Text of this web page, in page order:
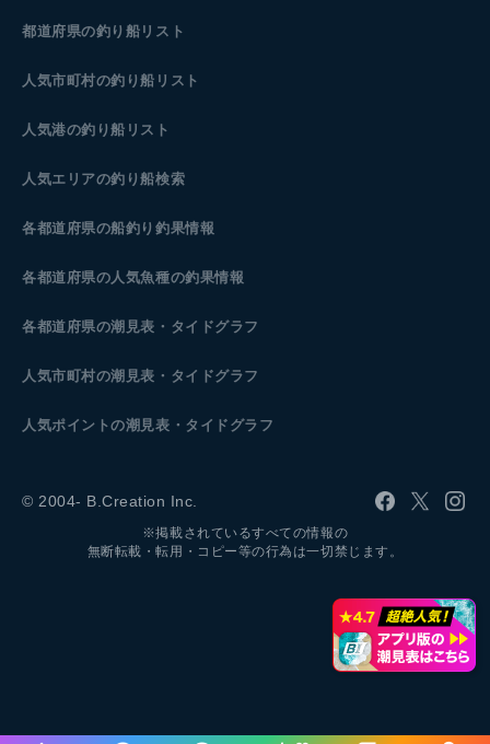
都道府県の釣り船リスト
人気市町村の釣り船リスト
人気港の釣り船リスト
人気エリアの釣り船検索
各都道府県の船釣り釣果情報
各都道府県の人気魚種の釣果情報
各都道府県の潮見表 ・タイドグラフ
人気市町村の潮見表・タイドグラフ
人気ポイントの潮見表・タイドグラフ
© 2004- B.Creation Inc.
※掲載されているすべての情報の
無断転載・転用・コピー等の行為は一切禁じます。